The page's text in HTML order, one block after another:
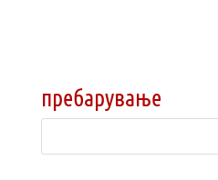
пребарување